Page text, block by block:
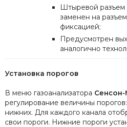
Штыревой разъем
заменен на
фиксацией;
Предусмотрен
аналогично
Установка порогов
В меню газоанализатора
регулирование величины
нижних. Для каждого канала
свои пороги. Нижние пороги